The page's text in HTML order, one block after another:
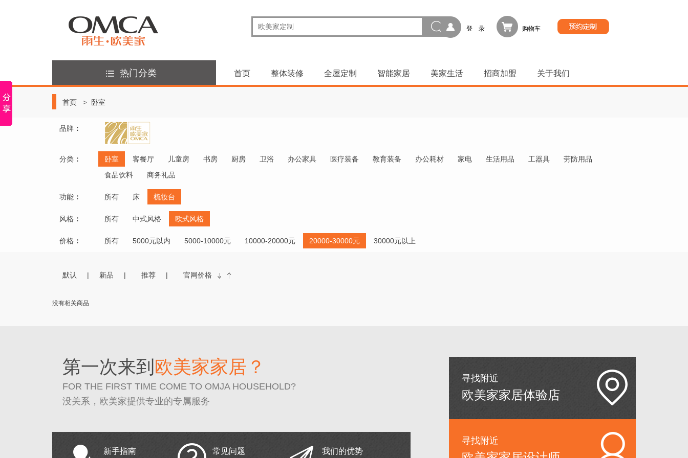
登 录 购物车
热门分类 首页 整体装修 全屋定制 智能家居 美家生活 招商加盟 关于我们
首页 卧室
品牌 ：
分类 ： 卧室 客餐厅 儿童房 书房 厨房 卫浴 办公家具 医疗装备 教育装备 办公耗材 家电 生活用品 工器具
劳防用品
食品饮料
商务礼品
功能 ： 所有 床 梳妆台
风格 ： 所有 中式风格 欧式风格
价格 ： 所有 5000元以内 5000-10000元 10000-20000元 20000-30000元 30000元以上
默认 新品 推荐 官网价格
没有相关商品
第一次来到 欧美家家居？
FOR THE FIRST TIME COME TO OMJA HOUSEHOLD?
没关系，欧美家提供专业的专属服务
新手指南 常见问题 我们的优势
寻找附近
欧美家家居体验店
寻找附近